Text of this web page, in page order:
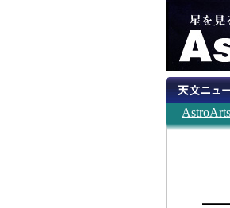
AstroArts